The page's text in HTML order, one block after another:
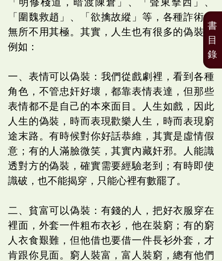
「圍魏救趙」、「欲擒故縱」等，各種詐術，
無所不用其極。其實，人生也有很多的偽裝，
例如：
一、表情可以偽裝：我們從戲劇裡，看到各種
角色，不管忠奸好壞，都靠表情表達，但那些
表情都不是自己的本來面目。人生如戲，因此
人生的偽裝，時而表現歡樂人生，時而表現窮
途末路。有時候對你好話恭維，其實是虛情假
意；有的人滿臉微笑，其實內藏奸邪。人能識
透對方的偽裝，確實需要經驗老到；有時即使
識破，也不能揭穿，只能心裡有數罷了。
二、貧富可以偽裝：有錢的人，把好衣服穿在
裡面，外套一件粗布衣衫，他在裝窮；有的窮
人衣食艱難，但他借也要借一件長衫外套，才
肯跟你見面。窮人裝富，富人裝窮，總有他們
書
目
錄